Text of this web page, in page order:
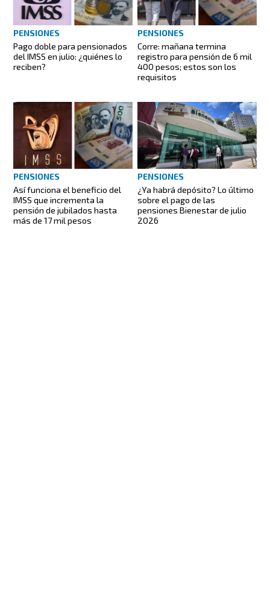
PENSIONES
Pago doble para pensionados
del IMSS en julio: ¿quiénes lo
reciben?
PENSIONES
Corre: mañana termina
registro para pensión de 6 mil
400 pesos; estos son los
requisitos
PENSIONES
Así funciona el beneficio del
IMSS que incrementa la
pensión de jubilados hasta
más de 17 mil pesos
PENSIONES
¿Ya habrá depósito? Lo último
sobre el pago de las
pensiones Bienestar de julio
2026